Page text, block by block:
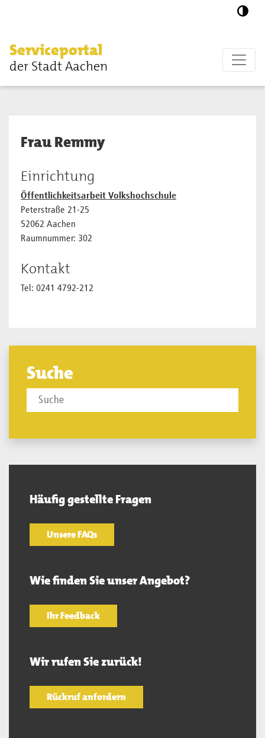
Serviceportal
der Stadt Aachen
Frau Remmy
Einrichtung
Öffentlichkeitsarbeit Volkshochschule
Peterstraße 21-25
52062 Aachen
Raumnummer: 302
Kontakt
Tel: 0241 4792-212
Suche
Häufig gestellte Fragen
Unsere FAQs
Wie finden Sie unser Angebot?
Ihr Feedback
Wir rufen Sie zurück!
Rückruf anfordern